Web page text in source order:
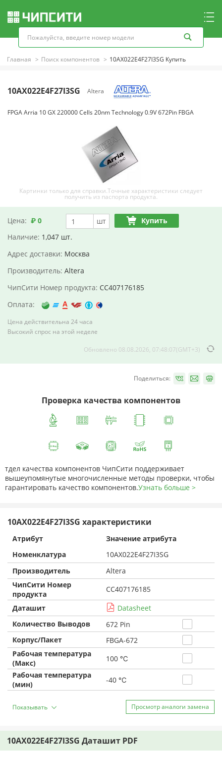
Главная Поиск компонентов 10AX022E4F27I3SG Купить
10AX022E4F27I3SG Altera
FPGA Arria 10 GX 220000 Cells 20nm Technology 0.9V 672Pin FBGA
Картинки только для справки.Точные характеристики следует
получить из паспорта продукта.
Цена: ₽ 0 шт
Купить
Наличие: 1,047 шт.
Адрес доставки: Москва
Производитель: Altera
ЧипСити Номер продукта: CC407176185
Оплата:
Цена действительна 24 часа
Высокий спрос на этой неделе
Обновлено 08.08.2026, 07:48:07(GMT+3)
Поделиться:
Проверка качества компонентов
тдел качества компонентов ЧипСити поддерживает
вышеупомянутые многочисленные методы проверки, чтобы
гарантировать качество компонентов.Узнать больше >
10AX022E4F27I3SG характеристики
Атрибут
Значение атрибута
Номенклатура
10AX022E4F27I3SG
Производитель
Altera
ЧипСити Номер
продукта
CC407176185
Даташит
Datasheet
Количество Выводов
672 Pin
Корпус/Пакет
FBGA-672
Рабочая температура
(Макс)
100 ℃
Рабочая температура
(мин)
-40 ℃
Показывать Просмотр аналоги замена
10AX022E4F27I3SG Даташит PDF